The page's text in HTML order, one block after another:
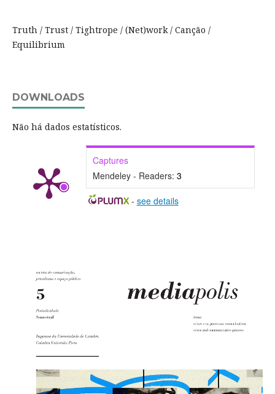
Truth / Trust / Tightrope / (Net)work / Canção /
Equilibrium
DOWNLOADS
Não há dados estatísticos.
Captures
Mendeley - Readers: 3
- see details